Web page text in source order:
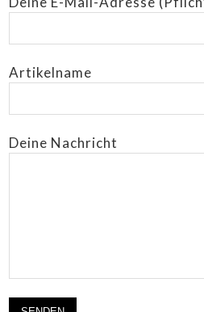
Artikelname
Deine Nachricht